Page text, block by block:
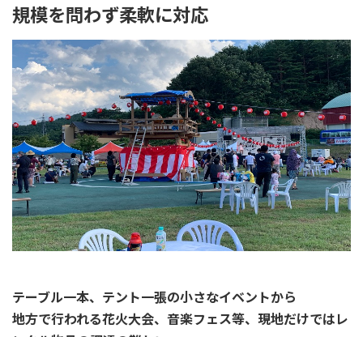
規模を問わず柔軟に対応
テーブル一本、テント一張の小さなイベントから
地方で行われる花火大会、音楽フェス等、 現地だけではレ